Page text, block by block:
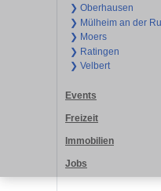
❯ Oberhausen
❯ Mülheim an der
❯ Moers
❯ Ratingen
❯ Velbert
Events
Freizeit
Immobilien
Jobs